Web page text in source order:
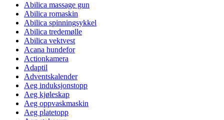
Abilica massage gun
Abilica romaskin
Abilica spinningsykkel
Abilica tredemølle
Abilica vektvest
Acana hundefor
Actionkamera
Adaptil
Adventskalender
Aeg induksjonstopp
Aeg kjøleskap
Aeg oppvaskmaskin
Aeg platetopp